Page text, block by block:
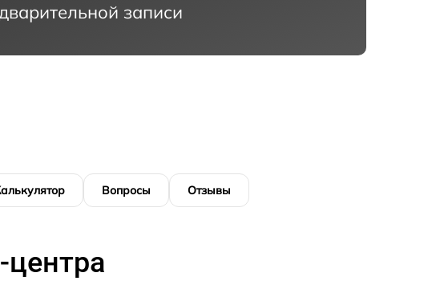
записи
Вопросы Отзывы